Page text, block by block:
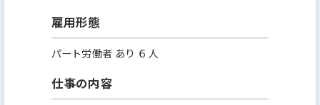
雇用形態
パート労働者 あり ６人
仕事の内容